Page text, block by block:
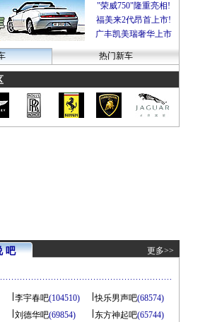
"荣威750"隆重亮相!
福美来2代昂首上市!
广丰凯美瑞奢华上市
热门新车
吧 更多>>
李宇春吧(104510) 快乐男声吧(68574)
刘德华吧(69854) 东方神起吧(65744)